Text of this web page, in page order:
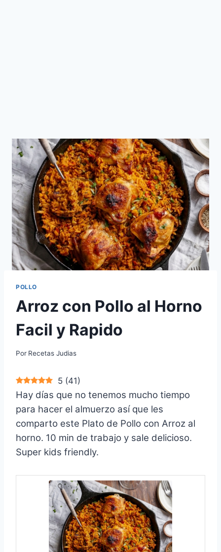
POLLO
Arroz con Pollo al Horno
Facil y Rapido
Por Recetas Judias
5 (41)
Hay días que no tenemos mucho tiempo
para hacer el almuerzo así que les
comparto este Plato de Pollo con Arroz al
horno. 10 min de trabajo y sale delicioso.
Super kids friendly.